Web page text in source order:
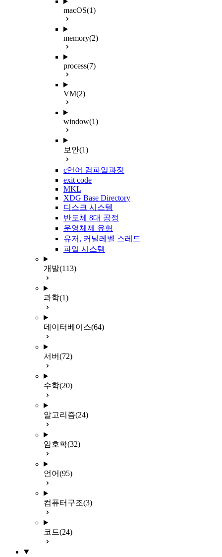
macOS(1)
memory(2)
process(7)
VM(2)
window(1)
보안(1)
c언어 컴파일과정
exit code
MKL
XDG Base Directory
디스크 시스템
반도체 8대 공정
운영체제 유형
유저, 커널레벨 스레드
파일 시스템
개발(113)
과학(1)
데이터베이스(64)
서버(72)
수학(20)
알고리즘(24)
암호학(32)
언어(95)
컴퓨터구조(3)
코드(24)